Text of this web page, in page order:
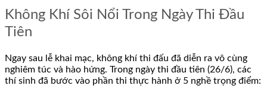
Không Khí Sôi Nổi Trong Ngày Thi Đầu
Tiên
Ngay sau lễ khai mạc, không khí thi đấu đã diễn ra vô cùng
nghiêm túc và hào hứng. Trong ngày thi đầu tiên (26/6), các
thí sinh đã bước vào phần thi thực hành ở 5 nghề trọng điểm: